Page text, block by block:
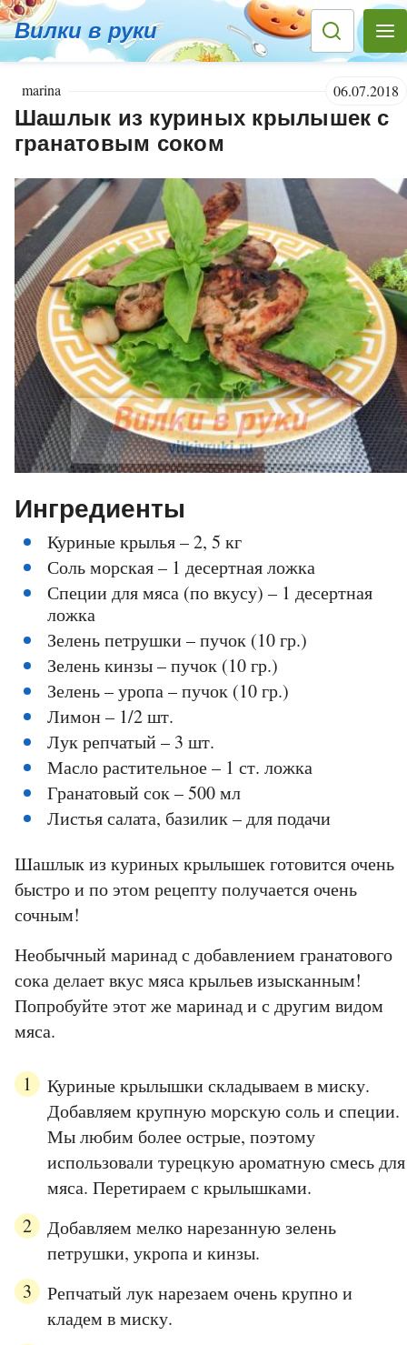
Вилки в руки
marina 06.07.2018
Шашлык из куриных крылышек с
гранатовым соком
Ингредиенты
Куриные крылья – 2, 5 кг
Соль морская – 1 десертная ложка
Специи для мяса (по вкусу) – 1 десертная
ложка
Зелень петрушки – пучок (10 гр.)
Зелень кинзы – пучок (10 гр.)
Зелень – уропа – пучок (10 гр.)
Лимон – 1/2 шт.
Лук репчатый – 3 шт.
Масло растительное – 1 ст. ложка
Гранатовый сок – 500 мл
Листья салата, базилик – для подачи
Шашлык из куриных крылышек готовится очень
быстро и по этом рецепту получается очень
сочным!
Необычный маринад с добавлением гранатового
сока делает вкус мяса крыльев изысканным!
Попробуйте этот же маринад и с другим видом
мяса.
Куриные крылышки складываем в миску.
Добавляем крупную морскую соль и специи.
Мы любим более острые, поэтому
использовали турецкую ароматную смесь для
мяса. Перетираем с крылышками.
Добавляем мелко нарезанную зелень
петрушки, укропа и кинзы.
Репчатый лук нарезаем очень крупно и
кладем в миску.